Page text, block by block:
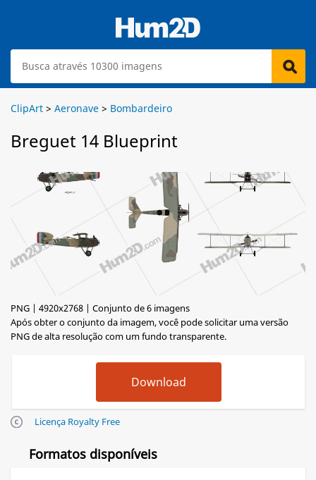
ClipArt > Aeronave > Bombardeiro
Breguet 14 Blueprint
PNG | 4920x2768 | Conjunto de 6 imagens
Após obter o conjunto da imagem, você pode solicitar uma versão
PNG de alta resolução com um fundo transparente.
Licença Royalty Free
Formatos disponíveis